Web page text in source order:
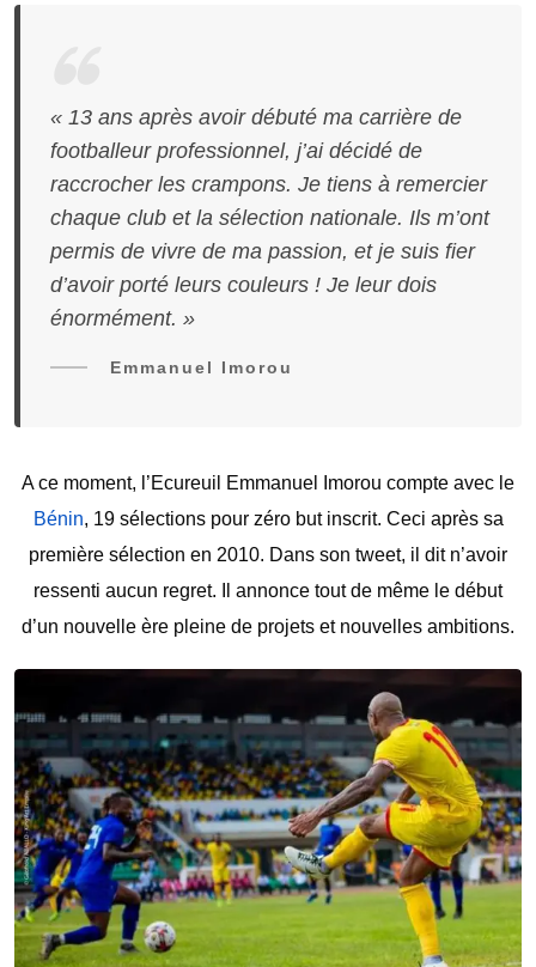
« 13 ans après avoir débuté ma carrière de
footballeur professionnel, j’ai décidé de
raccrocher les crampons. Je tiens à remercier
chaque club et la sélection nationale. Ils m’ont
permis de vivre de ma passion, et je suis fier
d’avoir porté leurs couleurs ! Je leur dois
énormément. »
Emmanuel Imorou
A ce moment, l’Ecureuil Emmanuel Imorou compte avec le
Bénin, 19 sélections pour zéro but inscrit. Ceci après sa
première sélection en 2010. Dans son tweet, il dit n’avoir
ressenti aucun regret. Il annonce tout de même le début
d’un nouvelle ère pleine de projets et nouvelles ambitions.